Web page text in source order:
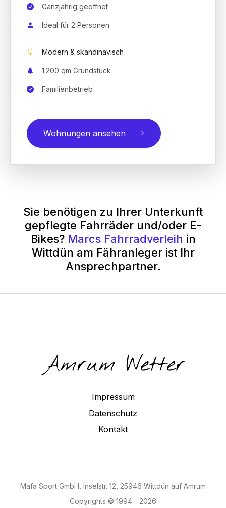
Ganzjährig geöffnet
Ideal für 2 Personen
Modern & skandinavisch
1.200 qm Grundstück
Familienbetrieb
Wohnungen ansehen
Sie benötigen zu Ihrer Unterkunft
gepflegte Fahrräder und/oder E-
Bikes? Marcs Fahrradverleih in
Wittdün am Fähranleger ist Ihr
Ansprechpartner.
Impressum
Datenschutz
Kontakt
Mafa Sport GmbH, Inselstr. 12, 25946 Wittdün auf Amrum
Copyrights © 1994 - 2026